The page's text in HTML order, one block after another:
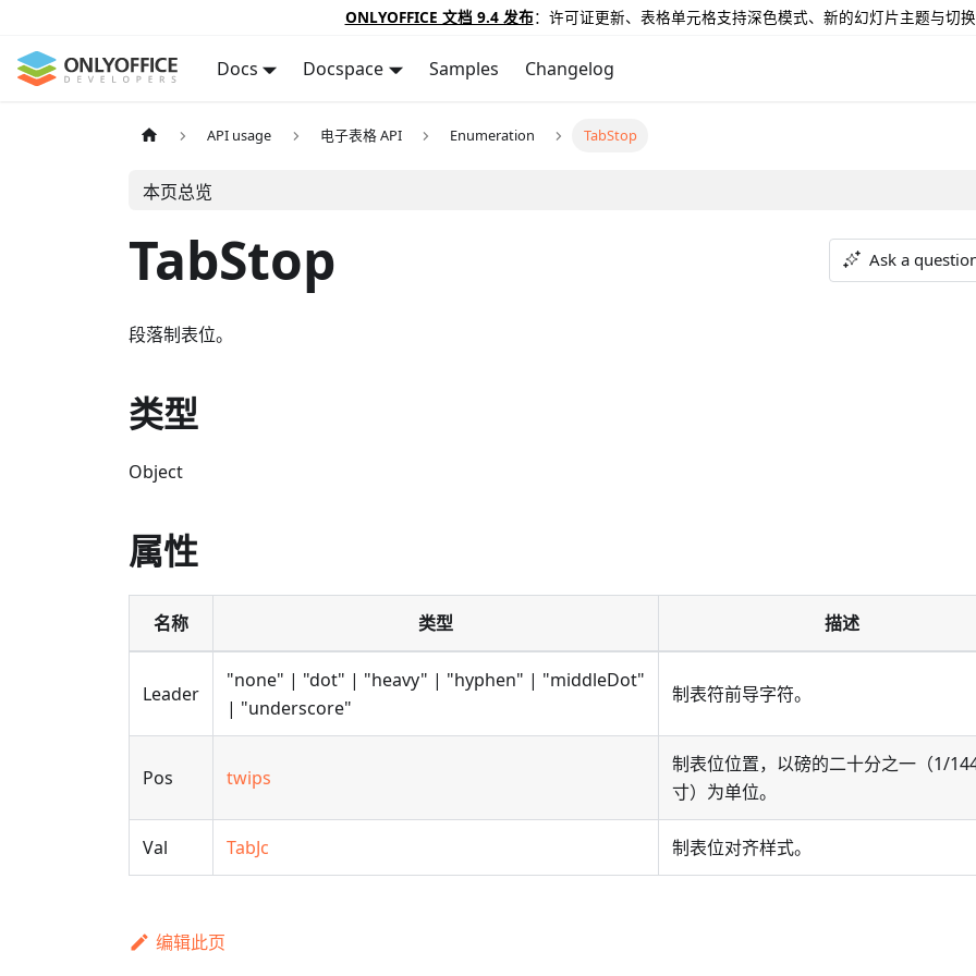
ONLYOFFICE 文档 9.4 发布：许可证更新、表格单元格支持深色模式、新的幻灯片主题与切
Docs Docspace Samples Changelog
API usage 电子表格 API Enumeration TabStop
本页总览
TabStop Ask a
段落制表位。
类型
Object
属性
名称 类型 描述
Leader
"none" | "dot" | "heavy" | "hyphen" | "middleDot"
| "underscore"
制表符前导字符。
Pos twips
制表位位置，以磅的二十分之一（1/
寸）为单位。
Val TabJc 制表位对齐样式。
编辑此页